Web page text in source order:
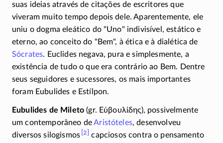
suas ideias através de citações de escritores que
viveram muito tempo depois dele. Aparentemente, ele
uniu o dogma eleático do "Uno" indivisível, estático e
eterno, ao conceito do "Bem", à ética e à dialética de
Sócrates. Euclides negava, pura e simplesmente, a
existência de tudo o que era contrário ao Bem. Dentre
seus seguidores e sucessores, os mais importantes
foram Eubulides e Estílpon.
Eubulides de Mileto (gr. Εὐβουλίδης), possivelmente
um contemporâneo deAristóteles, desenvolveu
diversossilogismos [2]
capciosos contra o pensamento